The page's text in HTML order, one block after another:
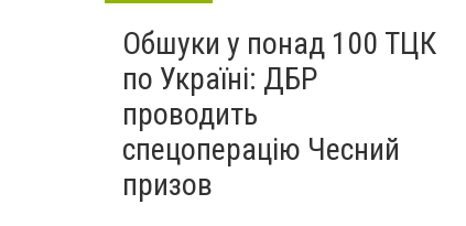
Обшуки у понад 100 ТЦК
по Україні: ДБР
проводить
спецоперацію Чесний
призов